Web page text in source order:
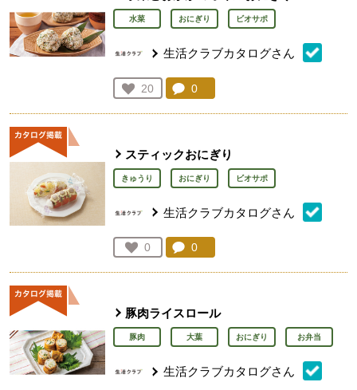
水菜 おにぎり ビオサポ
生活クラブカタログさん
お気に入り登録：
20
人が登録
コメント：
0
スティックおにぎり
きゅうり おにぎり ビオサポ
生活クラブカタログさん
お気に入り登録：
0
人が登録
コメント：
0
豚肉ライスロール
豚肉 大葉 おにぎり お弁当
生活クラブカタログさん